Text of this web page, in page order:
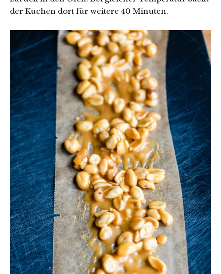
der Kuchen dort für weitere 40 Minuten.